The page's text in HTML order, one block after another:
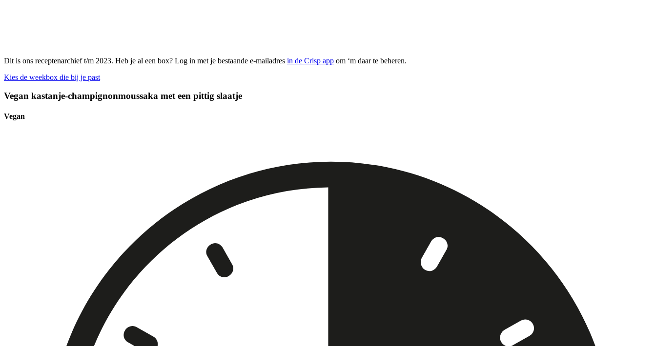
Dit is ons receptenarchief t/m 2023. Heb je al een box? Log in met je bestaande e-mailadres in de Crisp app om ‘m daar te beheren.
Kies de weekbox die bij je past
Vegan kastanje-champignonmoussaka met een pittig slaatje
Vegan